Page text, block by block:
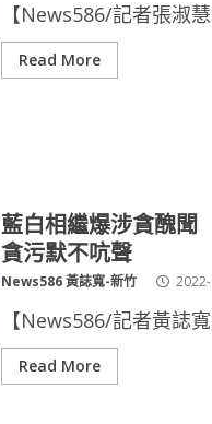
【News586/記者張淑
Read More
藍白相繼爆涉貪醜
貪污默不吭聲
News586 黃誌寬-新竹
【News586/記者黃誌
Read More